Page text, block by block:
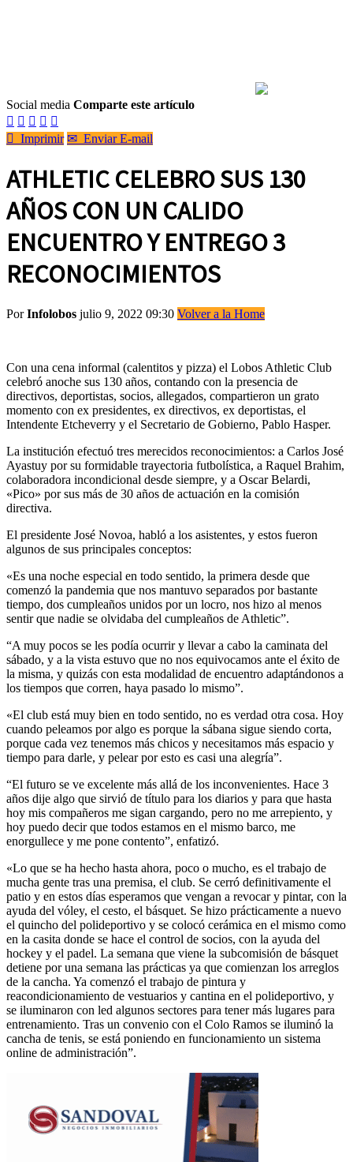
Social media Comparte este artículo
    
 Imprimir ✉ Enviar E-mail
ATHLETIC CELEBRO SUS 130
AÑOS CON UN CALIDO
ENCUENTRO Y ENTREGO 3
RECONOCIMIENTOS
PorInfolobos julio 9, 2022 09:30 Volver a la Home
Con una cena informal (calentitos y pizza) el Lobos Athletic Club
celebró anoche sus 130 años, contando con la presencia de
directivos, deportistas, socios, allegados, compartieron un grato
momento con ex presidentes, ex directivos, ex deportistas, el
Intendente Etcheverry y el Secretario de Gobierno, Pablo Hasper.
La institución efectuó tres merecidos reconocimientos: a Carlos José
Ayastuy por su formidable trayectoria futbolística, a Raquel Brahim,
colaboradora incondicional desde siempre, y a Oscar Belardi,
«Pico» por sus más de 30 años de actuación en la comisión
directiva.
El presidente José Novoa, habló a los asistentes, y estos fueron
algunos de sus principales conceptos:
«Es una noche especial en todo sentido, la primera desde que
comenzó la pandemia que nos mantuvo separados por bastante
tiempo, dos cumpleaños unidos por un locro, nos hizo al menos
sentir que nadie se olvidaba del cumpleaños de Athletic”.
“A muy pocos se les podía ocurrir y llevar a cabo la caminata del
sábado, y a la vista estuvo que no nos equivocamos ante el éxito de
la misma, y quizás con esta modalidad de encuentro adaptándonos a
los tiempos que corren, haya pasado lo mismo”.
«El club está muy bien en todo sentido, no es verdad otra cosa. Hoy
cuando peleamos por algo es porque la sábana sigue siendo corta,
porque cada vez tenemos más chicos y necesitamos más espacio y
tiempo para darle, y pelear por esto es casi una alegría”.
“El futuro se ve excelente más allá de los inconvenientes. Hace 3
años dije algo que sirvió de título para los diarios y para que hasta
hoy mis compañeros me sigan cargando, pero no me arrepiento, y
hoy puedo decir que todos estamos en el mismo barco, me
enorgullece y me pone contento”, enfatizó.
«Lo que se ha hecho hasta ahora, poco o mucho, es el trabajo de
mucha gente tras una premisa, el club. Se cerró definitivamente el
patio y en estos días esperamos que vengan a revocar y pintar, con la
ayuda del vóley, el cesto, el básquet. Se hizo prácticamente a nuevo
el quincho del polideportivo y se colocó cerámica en el mismo como
en la casita donde se hace el control de socios, con la ayuda del
hockey y el padel. La semana que viene la subcomisión de básquet
detiene por una semana las prácticas ya que comienzan los arreglos
de la cancha. Ya comenzó el trabajo de pintura y
reacondicionamiento de vestuarios y cantina en el polideportivo, y
se iluminaron con led algunos sectores para tener más lugares para
entrenamiento. Tras un convenio con el Colo Ramos se iluminó la
cancha de tenis, se está poniendo en funcionamiento un sistema
online de administración”.